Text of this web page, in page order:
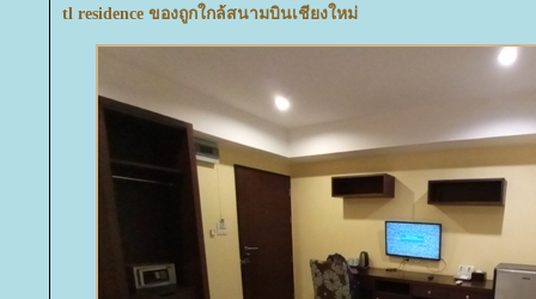
tl residence ของถูกใกล้สนามบินเชียงใหม่